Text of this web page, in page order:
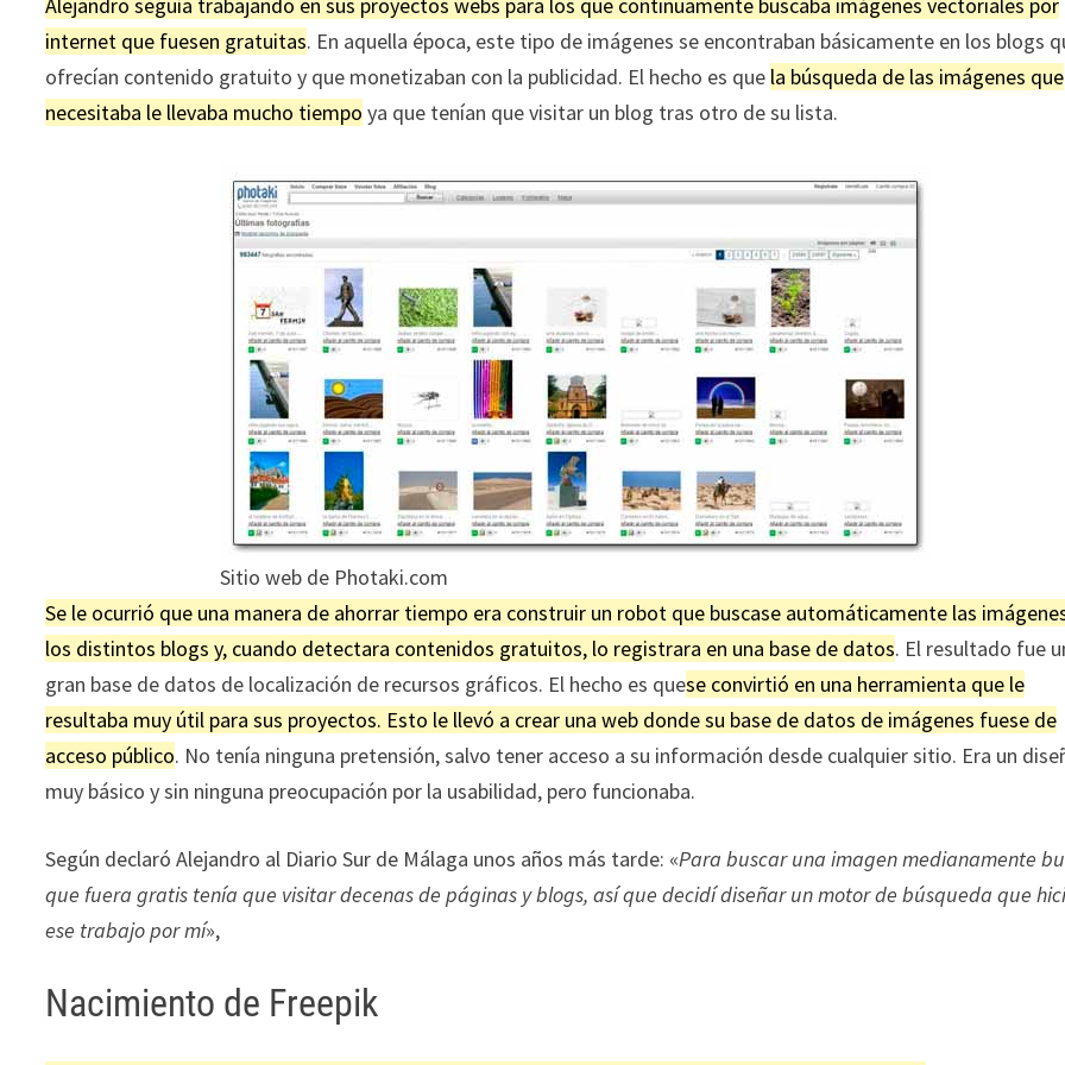
internet que fuesen gratuitas. En aquella época, este tipo de imágenes se encontraban básicamente en los blogs
ofrecían contenido gratuito y que monetizaban con la publicidad. El hecho es que la búsqueda de las imágenes que
necesitaba le llevaba mucho tiempo ya que tenían que visitar un blog tras otro de su lista.
Sitio web de Photaki.com
Se le ocurrió que una manera de ahorrar tiempo era construir un robot que buscase automáticamente las
los distintos blogs y, cuando detectara contenidos gratuitos, lo registrara en una base de datos. El resultado fue
gran base de datos de localización de recursos gráficos. El hecho es quese convirtió en una herramienta que le
resultaba muy útil para sus proyectos. Esto le llevó a crear una web donde su base de datos de imágenes fuese de
acceso público. No tenía ninguna pretensión, salvo tener acceso a su información desde cualquier sitio. Era un
muy básico y sin ninguna preocupación por la usabilidad, pero funcionaba.
Según declaró Alejandro al Diario Sur de Málaga unos años más tarde: «Para buscar una imagen medianamente
que fuera gratis tenía que visitar decenas de páginas y blogs, así que decidí diseñar un motor de búsqueda que
ese trabajo por mí»,
Nacimiento de Freepik